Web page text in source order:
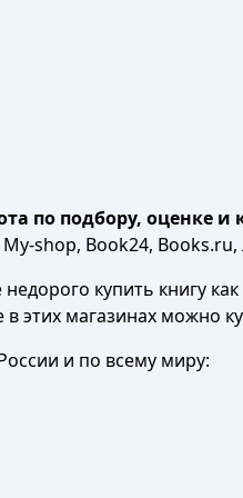
по подбору, оценке
shop, Book24,
купить книгу
этих магазинах можно
и по всему миру: